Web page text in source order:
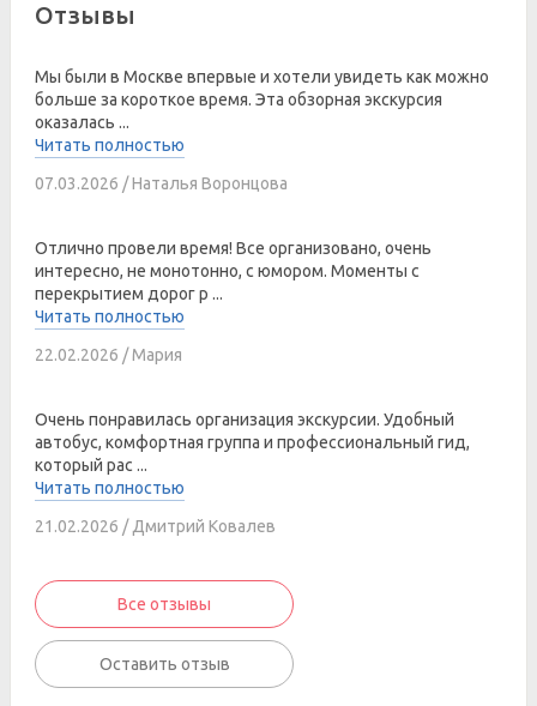
Отзывы
Мы были в Москве впервые и хотели увидеть как можно
больше за короткое время. Эта обзорная экскурсия
оказалась ...
Читать полностью
07.03.2026 / Наталья Воронцова
Отлично провели время! Все организовано, очень
интересно, не монотонно, с юмором. Моменты с
перекрытием дорог р ...
Читать полностью
22.02.2026 / Мария
Очень понравилась организация экскурсии. Удобный
автобус, комфортная группа и профессиональный гид,
который рас ...
Читать полностью
21.02.2026 / Дмитрий Ковалев
Все отзывы
Оставить отзыв